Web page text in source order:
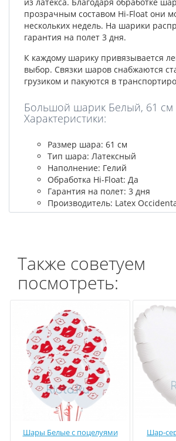
прозрачным составом Hi-Float они
нескольких недель. На шарики
гарантия на полет 3 дня.
К каждому шарику привязывается
выбор. Связки шаров снабжаются
грузиком и пакуются в
Большой шарик Белый, 61 см
Характеристики:
Размер шара: 61 см
Тип шара: Латексный
Наполнение: Гелий
Обработка Hi-Float: Да
Гарантия на полет: 3 дня
Производитель: Latex
Также советуем
посмотреть:
Шары Белые с поцелуями Шар-